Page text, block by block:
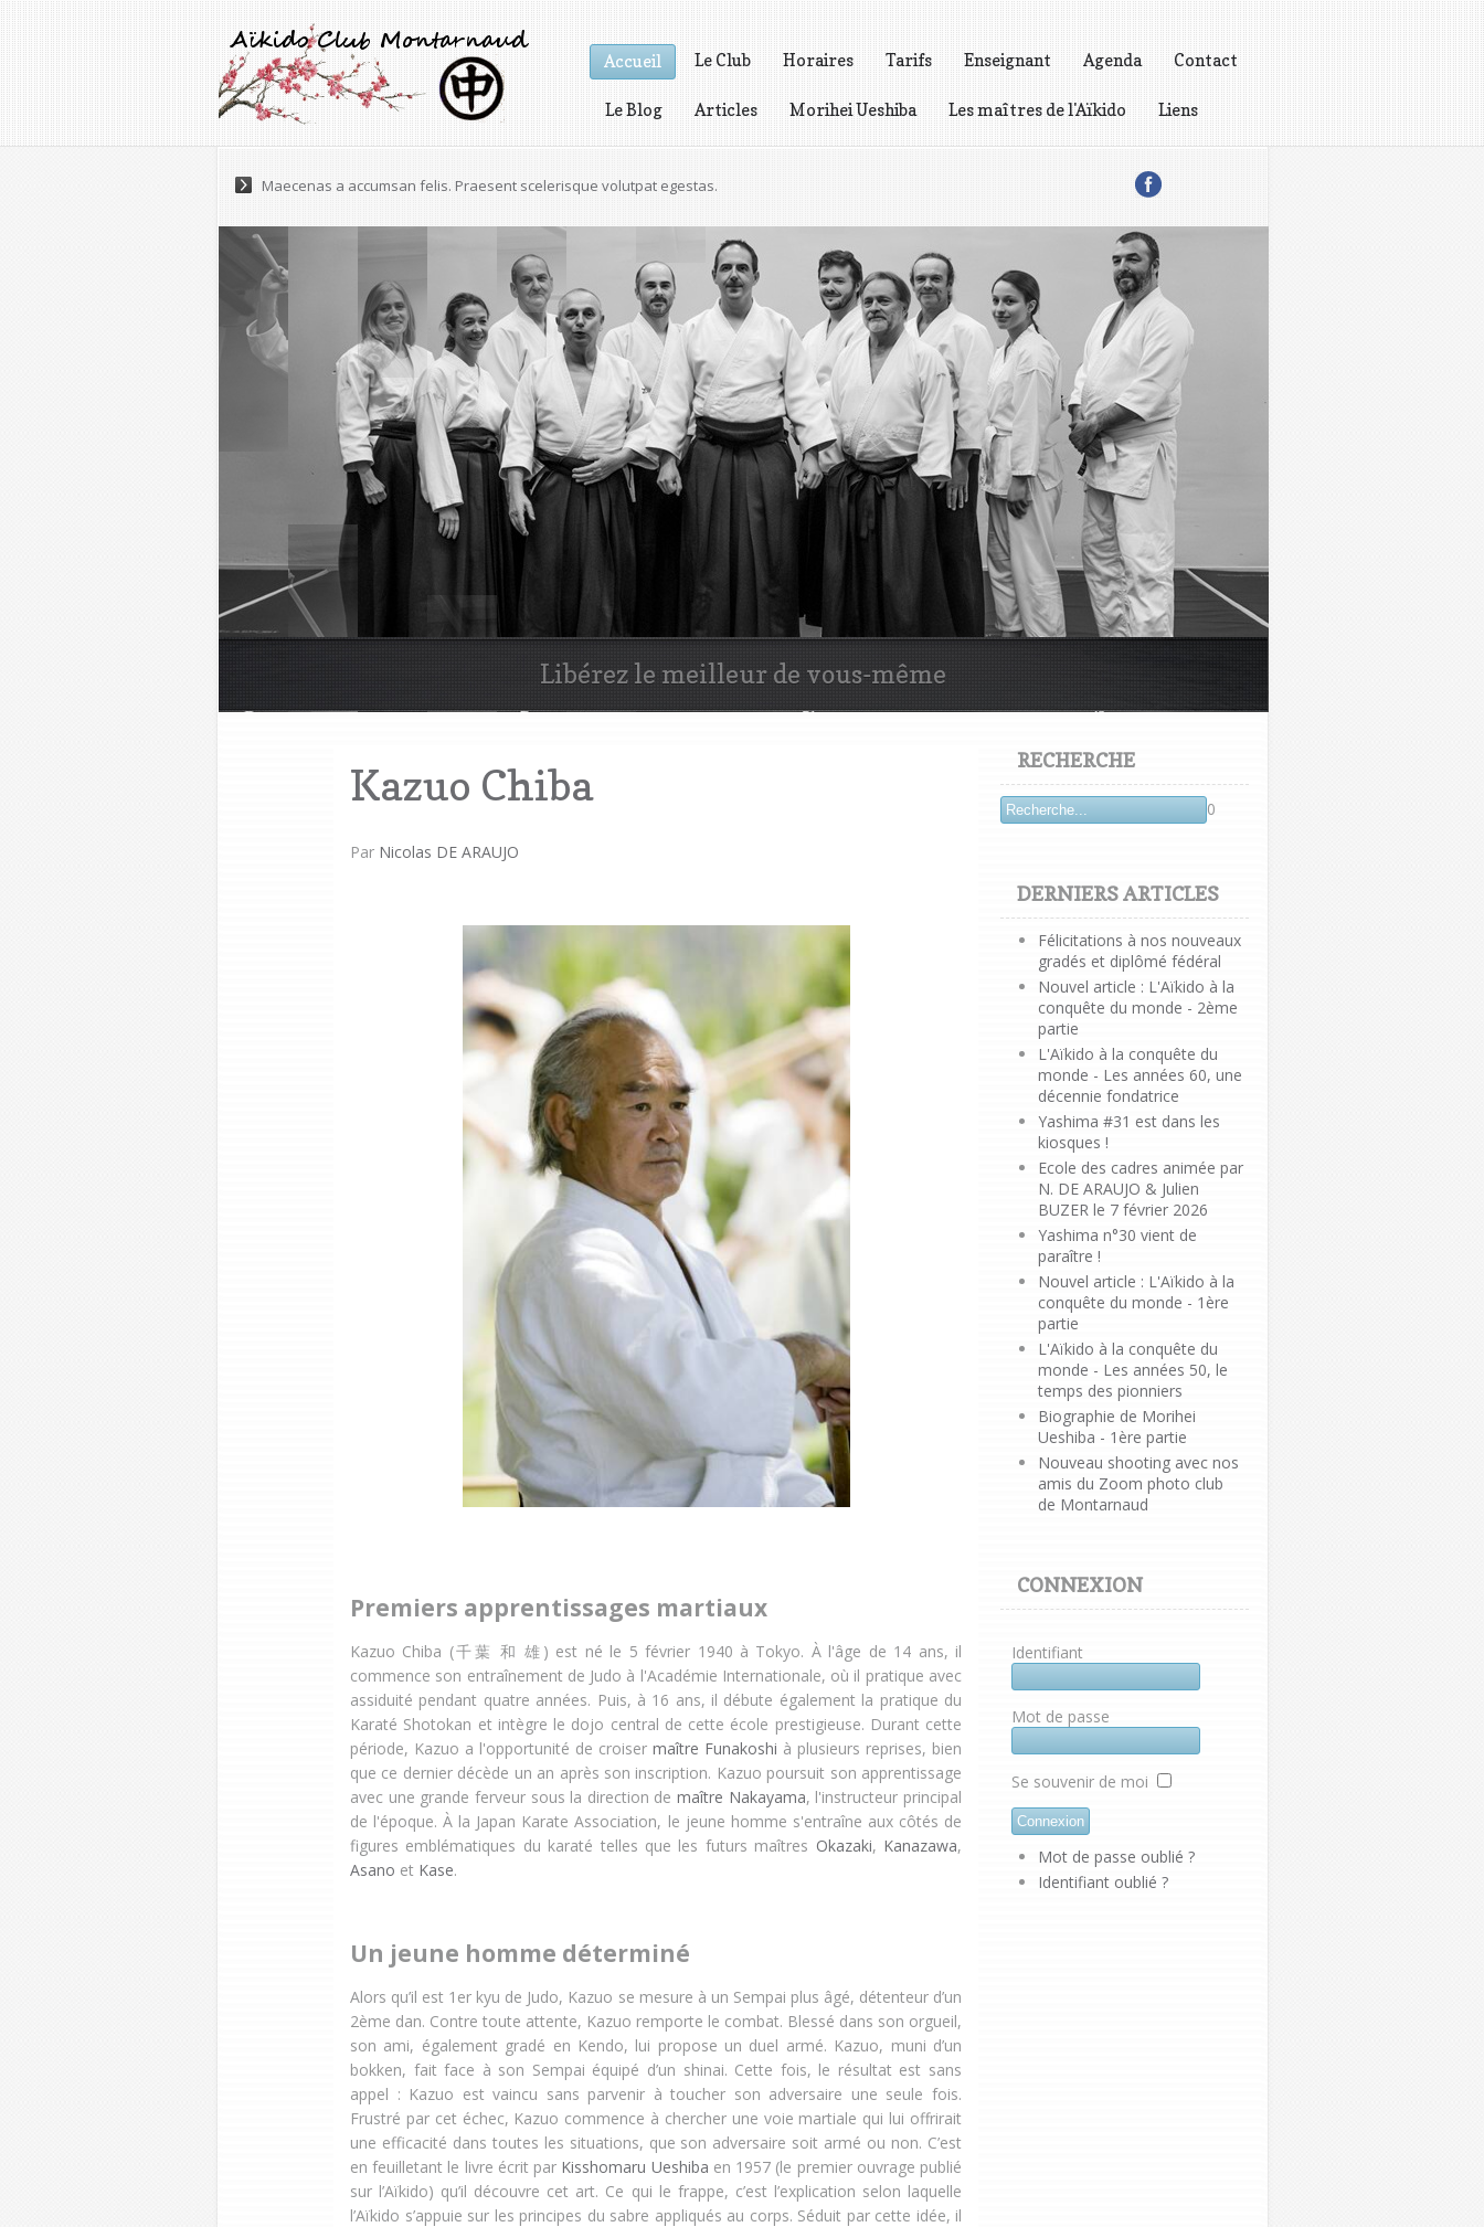
Accueil Le Club Horaires Tarifs Enseignant Agenda Contact
Le Blog Articles Morihei Ueshiba Les maîtres de l'Aïkido Liens
Pellentesque varius, tortor nec ultricies pretium, odio est gravida dolor, et rutrum erat.
Aïkido, un art martial efficace
Kazuo Chiba
Par Nicolas DE ARAUJO
Premiers apprentissages martiaux
Kazuo Chiba (千葉 和 雄) est né le 5 février 1940 à Tokyo. À l'âge de 14 ans, il
commence son entraînement de Judo à l'Académie Internationale, où il pratique avec
assiduité pendant quatre années. Puis, à 16 ans, il débute également la pratique du
Karaté Shotokan et intègre le dojo central de cette école prestigieuse. Durant cette
période, Kazuo a l'opportunité de croiser maître Funakoshi à plusieurs reprises, bien
que ce dernier décède un an après son inscription. Kazuo poursuit son apprentissage
avec une grande ferveur sous la direction demaître Nakayama, l'instructeur principal
de l'époque. À la Japan Karate Association, le jeune homme s'entraîne aux côtés de
figures emblématiques du karaté telles que les futurs maîtres Okazaki, Kanazawa,
Asano et Kase.
Un jeune homme déterminé
Alors qu’il est 1er kyu de Judo, Kazuo se mesure à un Sempai plus âgé, détenteur d’un
2ème dan. Contre toute attente, Kazuo remporte le combat. Blessé dans son orgueil,
son ami, également gradé en Kendo, lui propose un duel armé. Kazuo, muni d’un
bokken, fait face à son Sempai équipé d’un shinai. Cette fois, le résultat est sans
appel : Kazuo est vaincu sans parvenir à toucher son adversaire une seule fois.
Frustré par cet échec, Kazuo commence à chercher une voie martiale qui lui offrirait
une efficacité dans toutes les situations, que son adversaire soit armé ou non. C’est
en feuilletant le livre écrit par Kisshomaru Ueshiba en 1957 (le premier ouvrage publié
sur l’Aïkido) qu’il découvre cet art. Ce qui le frappe, c’est l’explication selon laquelle
l’Aïkido s’appuie sur les principes du sabre appliqués au corps. Séduit par cette idée, il
RECHERCHE
0
DERNIERS ARTICLES
Félicitations à nos nouveaux
gradés et diplômé fédéral
Nouvel article : L'Aïkido à la
conquête du monde - 2ème
partie
L'Aïkido à la conquête du
monde - Les années 60, une
décennie fondatrice
Yashima #31 est dans les
kiosques !
Ecole des cadres animée par
N. DE ARAUJO & Julien
BUZER le 7 février 2026
Yashima n°30 vient de
paraître !
Nouvel article : L'Aïkido à la
conquête du monde - 1ère
partie
L'Aïkido à la conquête du
monde - Les années 50, le
temps des pionniers
Biographie de Morihei
Ueshiba - 1ère partie
Nouveau shooting avec nos
amis du Zoom photo club
de Montarnaud
CONNEXION
Identifiant
Mot de passe
Se souvenir de moi
Mot de passe oublié ?
Identifiant oublié ?